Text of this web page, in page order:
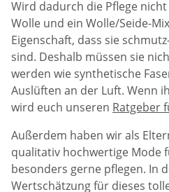
Wird dadurch die Pflege
Wolle und ein Wolle/Seide-
Eigenschaft, dass sie
sind. Deshalb müssen sie
werden wie synthetische
Auslüften an der Luft. Wenn
wird euch unseren Ratgeber
Außerdem haben wir als
qualitativ hochwertige Mode
besonders gerne pflegen. In
Wertschätzung für dieses